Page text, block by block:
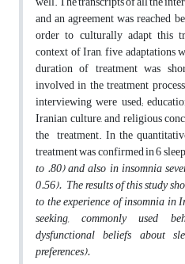
and an agreement was reached
order to culturally adapt this
context of Iran, five adaptations
duration of treatment was
involved in the treatment
interviewing were used;
Iranian culture, and religious
the treatment. In the
treatment was confirmed in 6
to .80) and also in insomnia
0.56). The results of this study
to the experience of insomnia
seeking, commonly used
dysfunctional beliefs about
preferences).